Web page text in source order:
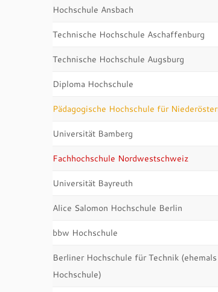
Hochschule Ansbach
Technische Hochschule Aschaffenburg
Technische Hochschule Augsburg
Diploma Hochschule
Pädagogische Hochschule für
Universität Bamberg
Fachhochschule Nordwestschweiz
Universität Bayreuth
Alice Salomon Hochschule Berlin
bbw Hochschule
Berliner Hochschule für Technik
Hochschule)